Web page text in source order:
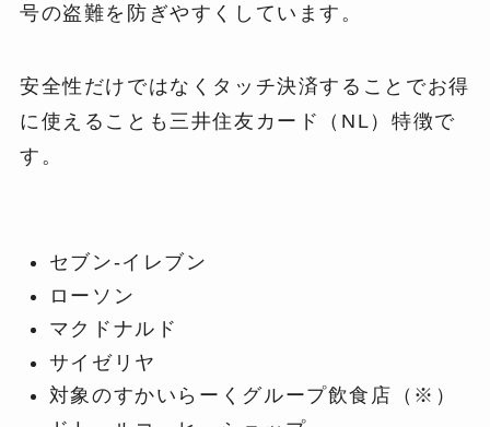
号の盗難を防ぎやすくしています。
安全性だけではなくタッチ決済することでお得
に使えることも三井住友カード（NL）特徴で
す。
セブン‐イレブン
ローソン
マクドナルド
サイゼリヤ
対象のすかいらーくグループ飲食店（※）